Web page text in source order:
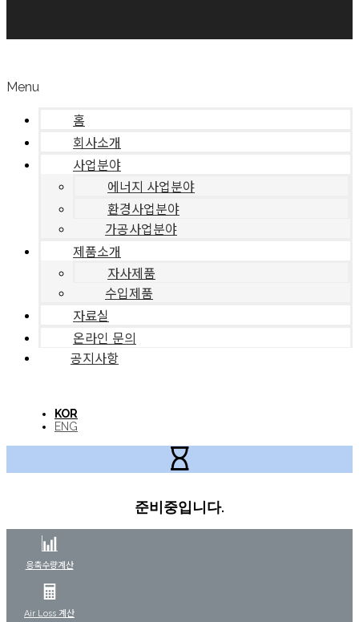
Menu
홈
회사소개
사업분야
에너지 사업분야
환경사업분야
가공사업분야
제품소개
자사제품
수입제품
자료실
온라인 문의
공지사항
KOR
ENG
준비중입니다.
응축수량계산
Air Loss 계산